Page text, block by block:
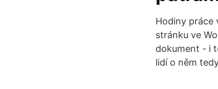
Hodiny práce
stránku ve
dokument - i
lidí o něm